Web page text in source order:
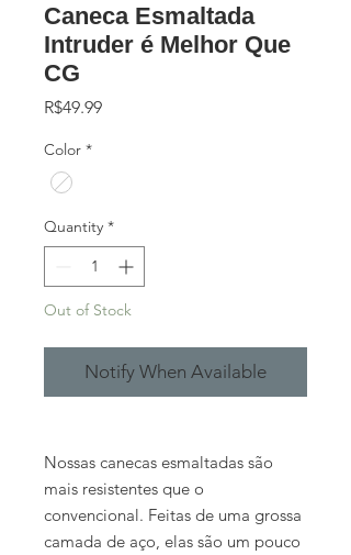
Caneca Esmaltada
Intruder é Melhor Que
CG
R$49.99Price
Color *
Quantity *
Out of Stock
Notify When Available
Nossas canecas esmaltadas são
mais resistentes que o
convencional. Feitas de uma grossa
camada de aço, elas são um pouco